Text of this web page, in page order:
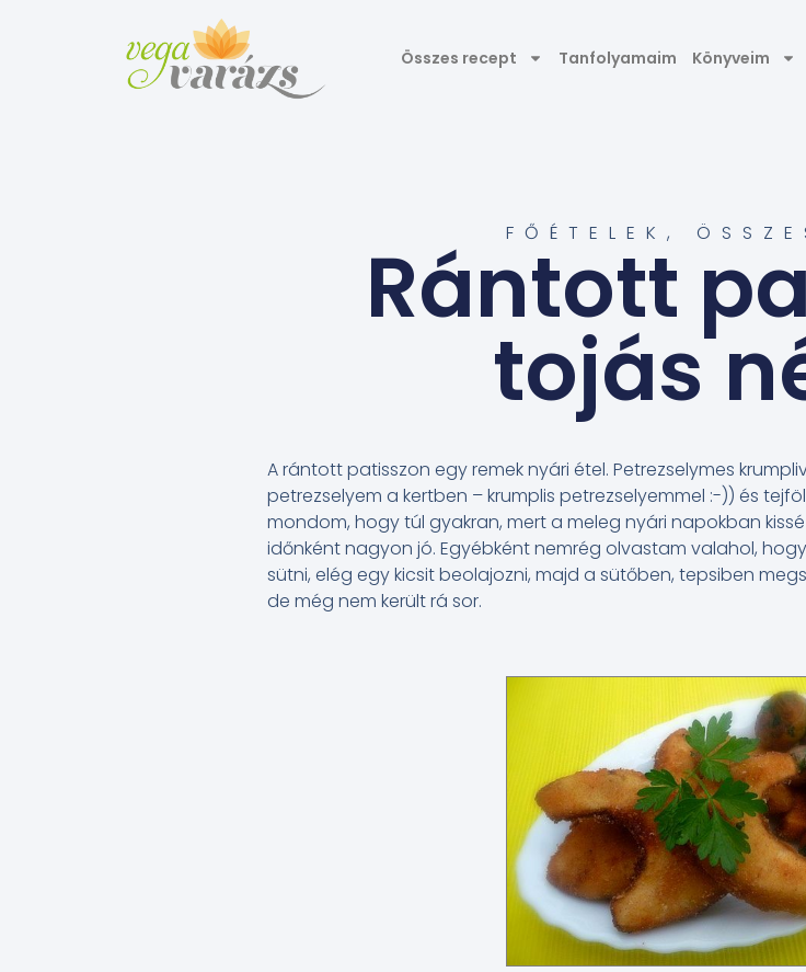
Összes recept Tanfolyamaim Könyveim
FŐÉTELEK ,
Rántott
tojás
A rántott patisszon egy remek nyári étel. Petrezselymes
petrezselyem a kertben – krumplis petrezselyemmel :-)) és
mondom, hogy túl gyakran, mert a meleg nyári napokban
időnként nagyon jó. Egyébként nemrég olvastam valahol,
sütni, elég egy kicsit beolajozni, majd a sütőben, tepsiben
de még nem került rá sor.